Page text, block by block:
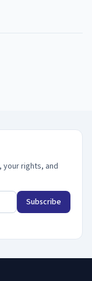
your rights, and
Subscribe